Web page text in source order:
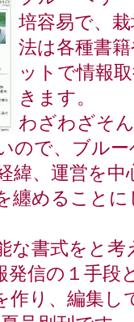
培容易で、
法は各種書
ットで情報
きます。
わざわざそ
ので、ブルー
緯、運営を中
纏めることに
な書式をと考
発信の１手段
作り、編集し